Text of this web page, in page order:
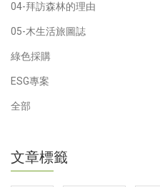
04-拜訪森林的理由
05-木生活旅圖誌
綠色採購
ESG專案
全部
文章標籤